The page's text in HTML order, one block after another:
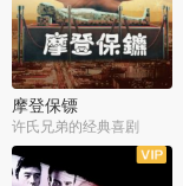
摩登保镖
许氏兄弟的经典喜剧